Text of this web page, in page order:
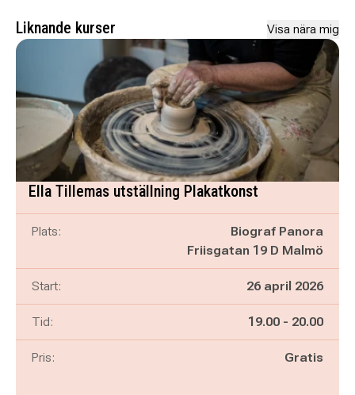
Liknande kurser Visa nära mig
Ella Tillemas utställning Plakatkonst
Plats:
Biograf Panora
Friisgatan 19 D Malmö
Start: 26 april 2026
Tid: Pågår mellan
19.00 - och
20.00
Pris: Gratis